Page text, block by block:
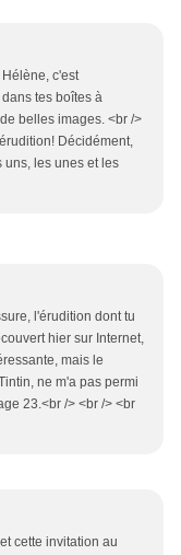
c'est
tes boîtes à
belles images. <br />
Décidément,
uns, les unes et les
l'érudition dont tu
hier sur Internet,
mais le
ne m'a pas permi
23.<br /> <br /> <br
cette invitation au